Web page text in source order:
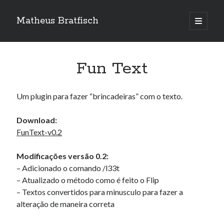
Matheus Bratfisch
abrir
o
Barra
agosto 2026
S T Q
10 11 12 13 14 15
17 18 19 20 21 22 23
24 25 26 27 28 29 30
Fun Text
Um plugin para fazer “brincadeiras” com o texto.
Download:
FunText-v0.2
Modificações versão 0.2:
– Adicionado o comando /l33t
– Atualizado o método como é feito o Flip
– Textos convertidos para minusculo para fazer a
alteração de maneira correta